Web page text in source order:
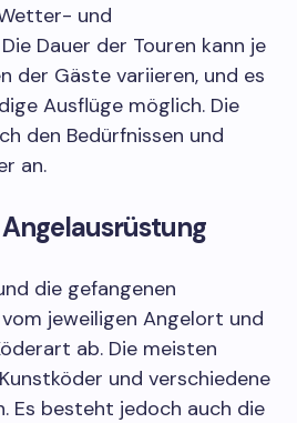
und
Dauer der Touren kann je
der Gäste variieren, und es
Ausflüge möglich. Die
den Bedürfnissen und
an.
die gefangenen
jeweiligen Angelort und
ab. Die meisten
und verschiedene
Es besteht jedoch auch die